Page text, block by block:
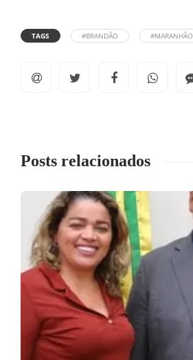
TAGS #BRANDÃO #MARANHÃO
Posts relacionados